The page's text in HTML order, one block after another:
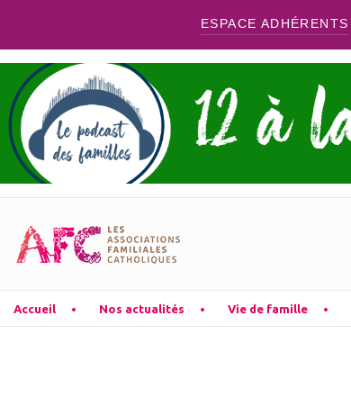
ESPACE ADHÉRENTS
Accueil Nos actualités Vie de famille